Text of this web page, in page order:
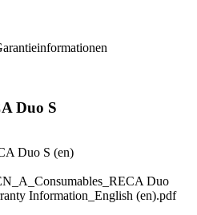
Duo S
Duo S (en)
Duo
Information_English (en).pdf